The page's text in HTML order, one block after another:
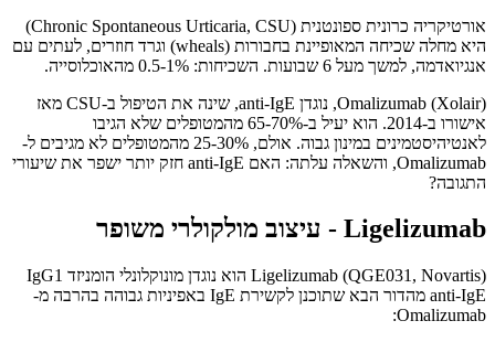
אורטיקריה כרונית ספונטנית (Chronic Spontaneous Urticaria, CSU)
היא מחלה שכיחה המאופיינת בחבורות (wheals) וגרד חוזרים, לעתים עם
אנגיואדמה, למשך מעל 6 שבועות. השכיחות: 0.5-1% מהאוכלוסייה.
Omalizumab (Xolair), נוגדן anti-IgE, שינה את הטיפול ב-CSU מאז
אישורו ב-2014. הוא יעיל ב-65-70% מהמטופלים שלא הגיבו
לאנטיהיסטמינים במינון גבוה. אולם, 25-30% מהמטופלים לא מגיבים ל-
Omalizumab, והשאלה עלתה: האם anti-IgE חזק יותר ישפר את שיעורי
התגובה?
Ligelizumab - עיצוב מולקולרי משופר
Ligelizumab (QGE031, Novartis) הוא נוגדן מונוקלונלי הומניזד IgG1
anti-IgE מהדור הבא שתוכנן לקשירת IgE באפיניות גבוהה בהרבה מ-
Omalizumab: